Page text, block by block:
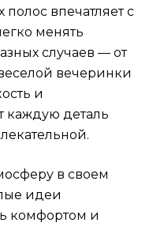
полос впечатляет с
менять
случаев — от
вечеринки
и
каждую деталь
в своем
идеи
комфортом и